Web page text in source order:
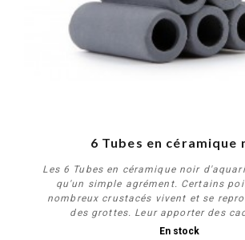
6 Tubes en céramique
Les 6 Tubes en céramique noir
qu'un simple agrément. Certains
nombreux crustacés vivent et se
des grottes. Leur apporter des
En stock